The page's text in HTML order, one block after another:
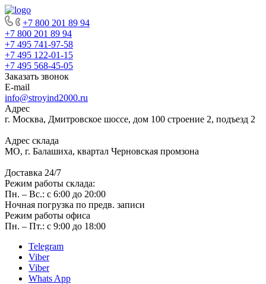
+7 800 201 89 94
+7 800 201 89 94
+7 495 741-97-58
+7 495 122-01-15
+7 495 568-45-05
Заказать звонок
E-mail
info@stroyind2000.ru
Адрес
г. Москва, Дмитровское шоссе, дом 100 строение 2, подъезд 2
Адрес склада
МО, г. Балашиха, квартал Черновская промзона
Доставка 24/7
Режим работы склада:
Пн. – Вс.: с 6:00 до 20:00
Ночная погрузка по предв. записи
Режим работы офиса
Пн. – Пт.: с 9:00 до 18:00
Telegram
Viber
Viber
Whats App